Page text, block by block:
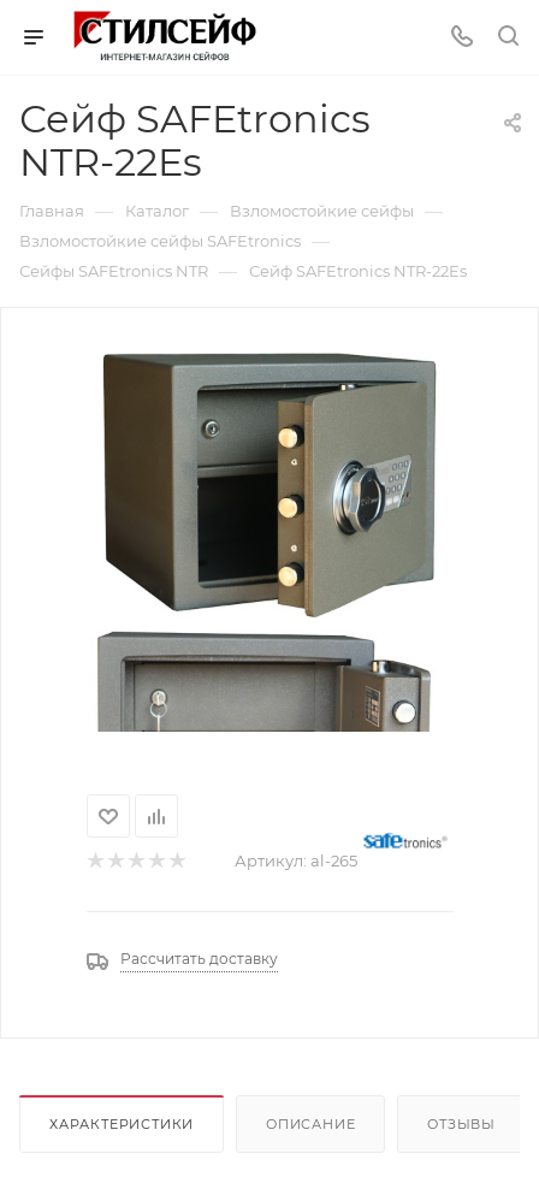
Сейф SAFEtronics
NTR-22Es
Главная — Каталог — Взломостойкие сейфы —
Взломостойкие сейфы SAFEtronics —
Сейфы SAFEtronics NTR — Сейф SAFEtronics NTR-22Es
Артикул: al-265
Рассчитать доставку
ХАРАКТЕРИСТИКИ ОПИСАНИЕ ОТЗЫВЫ